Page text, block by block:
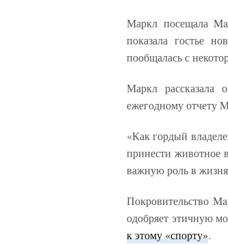
Маркл посещала
показала гостье
пообщалась с
Маркл
ежегодному отчету
«Как гордый
принести
важную роль в
Покровительство
одобряет этичную
к этому «спорту».